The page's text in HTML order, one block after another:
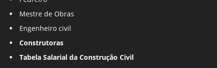
Mestre de Obras
Engenheiro civil
Construtoras
Tabela Salarial da Construção Civil